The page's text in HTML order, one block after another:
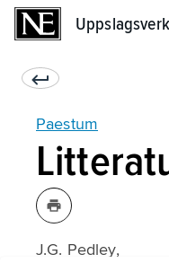
Paestum
J.G. Pedley,